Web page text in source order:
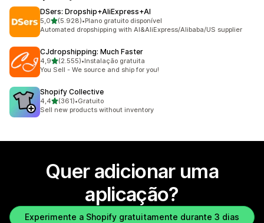
DSers: Dropship+AliExpress+AI
5,0de 5 estrelas
(5.928)
5928 total de avaliações
•Plano gratuito disponível
Automated dropshipping with AI&AliExpress/Alibaba/US supplier
CJdropshipping: Much Faster
4,9de 5 estrelas
(2.555)
2555 total de avaliações
•Instalação gratuita
You Sell - We source and ship for you!
Shopify Collective
4,4de 5 estrelas
(361)
361 total de avaliações
•Gratuito
Sell new products without inventory
Quer adicionar uma
aplicação?
Experimente a Shopify gratuitamente durante 3 dias